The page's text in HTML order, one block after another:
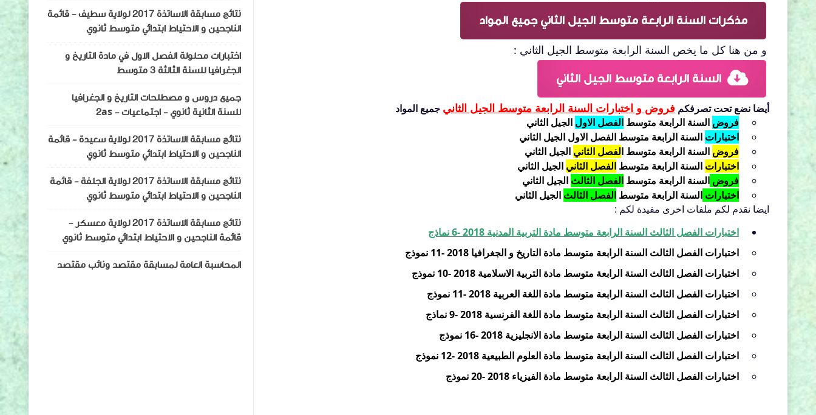
مذكرات السنة الرابعة متوسط الجيل الثاني جميع المواد
و من هنا كل ما يخص السنة الرابعة متوسط الجيل الثاني :
السنة الرابعة متوسط الجيل الثاني
أيضا نضع تحت تصرفكم فروض و اختبارات السنة الرابعة متوسط الجيل الثاني جميع المواد
فروض السنة الرابعة متوسطالفصل الاول الجيل الثاني
اختبارات السنة الرابعة متوسط الفصل الاول الجيل الثاني
فروض السنةالرابعة متوسط الفصل الثاني الجيل الثاني
اختبارات السنةالرابعة متوسطالفصل الثاني الجيل الثاني
فروضالسنةالرابعة متوسطالفصل الثالث الجيل الثاني
اختباراتالسنةالرابعة متوسطالفصل الثالث الجيل الثاني
ايضا نقدم لكم ملفات اخرى مفيدة لكم :
اختبارات الفصل الثالث السنة الرابعة متوسط مادة التربية المدنية 2018 -6 نماذج
اختبارات الفصل الثالث السنة الرابعة متوسط مادة التاريخ و الجغرافيا 2018 -11 نموذج
اختبارات الفصل الثالث السنة الرابعة متوسط مادة التربية الاسلامية 2018 -10 نموذج
اختبارات الفصل الثالث السنة الرابعة متوسط مادة اللغة العربية 2018 -11 نموذج
اختبارات الفصل الثالث السنة الرابعة متوسط مادة اللغة الفرنسية 2018 -9 نماذج
اختبارات الفصل الثالث السنة الرابعة متوسط مادة الانجليزية 2018 -16 نموذج
اختبارات الفصل الثالث السنة الرابعة متوسط مادة العلوم الطبيعية 2018 -12 نموذج
اختبارات الفصل الثالث السنة الرابعة متوسط مادة الفيزياء 2018 -20 نموذج
نتائج مسابقة الاساتذة 2017 لولاية سطيف - قائمة
الناجحين و الاحتياط ابتدائي متوسط ثانوي
اختبارات محلولة الفصل الاول في مادة التاريخ و
الجغرافيا للسنة الثالثة 3 متوسط
جميع دروس و مصطلحات التاريخ و الجغرافيا
للسنة الثانية ثانوي - اجتماعيات - 2as
نتائج مسابقة الاساتذة 2017 لولاية سعيدة - قائمة
الناجحين و الاحتياط ابتدائي متوسط ثانوي
نتائج مسابقة الاساتذة 2017 لولاية الجلفة - قائمة
الناجحين و الاحتياط ابتدائي متوسط ثانوي
نتائج مسابقة الاساتذة 2017 لولاية معسكر -
قائمة الناجحين و الاحتياط ابتدائي متوسط ثانوي
المحاسبة العامة لمسابقة مقتصد ونائب مقتصد